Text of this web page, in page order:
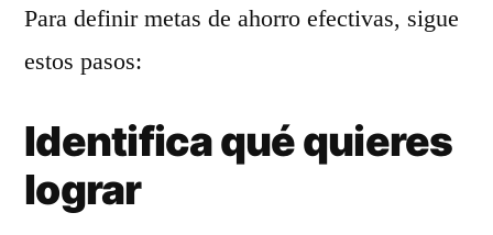
Para definir metas de ahorro efectivas, sigue
estos pasos:
Identifica qué quieres
lograr